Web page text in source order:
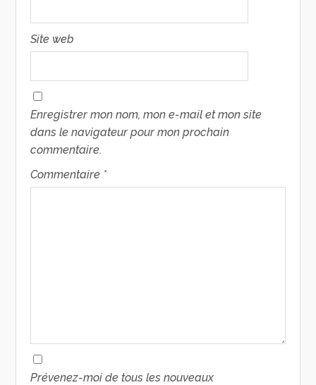
Site web
Enregistrer mon nom, mon e-mail et mon site
dans le navigateur pour mon prochain
commentaire.
Commentaire *
Prévenez-moi de tous les nouveaux